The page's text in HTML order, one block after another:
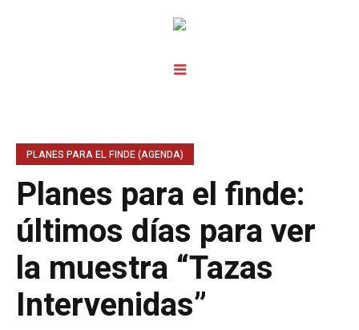
PLANES PARA EL FINDE (AGENDA)
Planes para el finde:
últimos días para ver
la muestra “Tazas
Intervenidas”